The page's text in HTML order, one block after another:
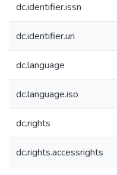
dc.identifier.issn
dc.identifier.uri
dc.language
dc.language.iso
dc.rights
dc.rights.accessrights